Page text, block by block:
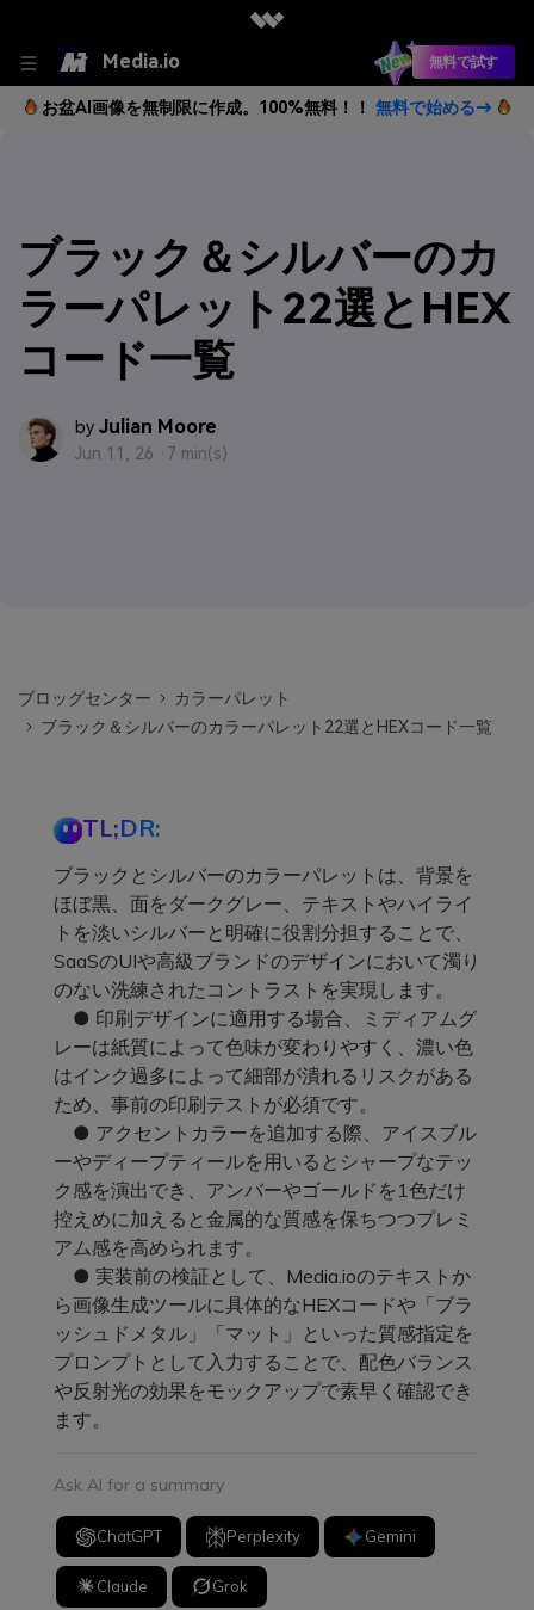
Media.io 無料で試す
お盆AI画像を無制限に作成。100%無料！！ 無料で始める→
ブラック＆シルバーのカ
ラーパレット22選とHEX
コード一覧
by Julian Moore
Jun 11, 26 · 7 min(s)
ブロッグセンター
カラーパレット
ブラック＆シルバーのカラーパレット22選とHEXコード一覧
TL;DR:
ブラックとシルバーのカラーパレットは、背景を
ほぼ黒、面をダークグレー、テキストやハイライ
トを淡いシルバーと明確に役割分担することで、
SaaSのUIや高級ブランドのデザインにおいて濁り
のない洗練されたコントラストを実現します。
● 印刷デザインに適用する場合、ミディアムグ
レーは紙質によって色味が変わりやすく、濃い色
はインク過多によって細部が潰れるリスクがある
ため、事前の印刷テストが必須です。
● アクセントカラーを追加する際、アイスブル
ーやディープティールを用いるとシャープなテッ
ク感を演出でき、アンバーやゴールドを1色だけ
控えめに加えると金属的な質感を保ちつつプレミ
アム感を高められます。
● 実装前の検証として、Media.ioのテキストか
ら画像生成ツールに具体的なHEXコードや「ブラ
ッシュドメタル」「マット」といった質感指定を
プロンプトとして入力することで、配色バランス
や反射光の効果をモックアップで素早く確認でき
ます。
Ask AI for a summary
ChatGPT Perplexity Gemini
Claude Grok